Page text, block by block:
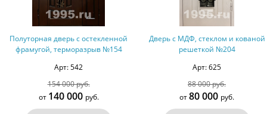
Дверь с МДФ, стеклом и кованой
решеткой №204
88 000 руб.
от 80 000
Дверь с МДФ шпон,
стеклом
96 000 руб.
от80 000